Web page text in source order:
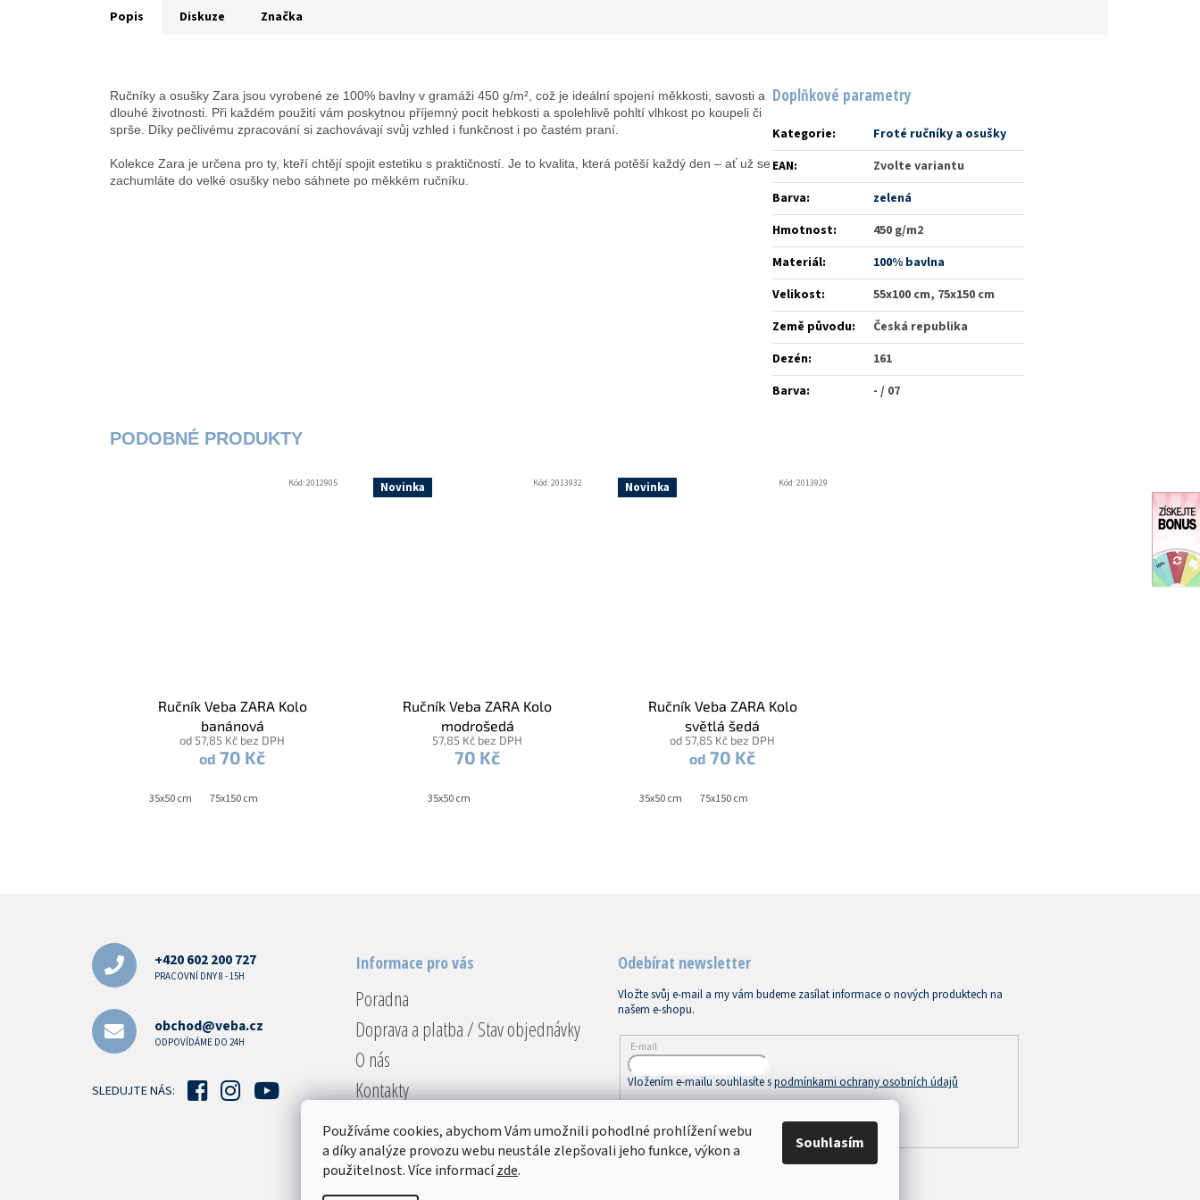
Používáme cookies, abychom Vám umožnili pohodlné prohlížení webu
a díky analýze provozu webu neustále zlepšovali jeho funkce, výkon a
použitelnost. Více informacízde.
Souhlasím
Popis Diskuze Značka
Ručníky a osušky Zara jsou vyrobené ze 100% bavlny v gramáži 450 g/m², což je ideální spojení měkkosti, savosti a
dlouhé životnosti. Při každém použití vám poskytnou příjemný pocit hebkosti a spolehlivě pohltí vlhkost po koupeli či
sprše. Díky pečlivému zpracování si zachovávají svůj vzhled i funkčnost i po častém praní.
Kolekce Zara je určena pro ty, kteří chtějí spojit estetiku s praktičností. Je to kvalita, která potěší každý den – ať už se
zachumláte do velké osušky nebo sáhnete po měkkém ručníku.
Doplňkové parametry
Kategorie:
Froté ručníky a osušky
EAN:
Zvolte variantu
Barva:
zelená
Hmotnost:
450 g/m2
Materiál:
100% bavlna
Velikost:
55x100 cm, 75x150 cm
Země původu:
Česká republika
Dezén:
161
Barva: - / 07
Ručník Veba ZARA Kolo
banánová
od 57,85 Kč bez DPH
od 70 Kč
35x50 cm 75x150 cm
Kód:2012905 Novinka
Ručník Veba ZARA Kolo
modrošedá
57,85 Kč bez DPH
70 Kč
35x50 cm
Kód:2013932 Novinka
Ručník Veba ZARA Kolo
světlá šedá
od 57,85 Kč bez DPH
od 70 Kč
35x50 cm 75x150 cm
Kód:2013929
+420 602 200 727
PRACOVNÍ DNY 8 - 15H
obchod@veba.cz
ODPOVÍDÁME DO 24H
SLEDUJTE NÁS:
Informace pro vás
Poradna
Doprava a platba / Stav objednávky
O nás
Kontakty
Reklamace a vrácení
Obchodní podmínky
Podmínky ochrany osobních údajů
Odebírat newsletter
Vložte svůj e-mail a my vám budeme zasílat informace o nových produktech na
našem e-shopu.
E-mail
Vložením e-mailu souhlasíte spodmínkami ochrany osobních údajů
PŘIHLÁSIT SE